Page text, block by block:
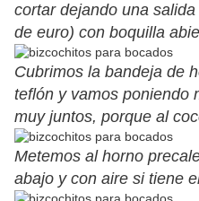
cortar dejando una
de euro) con boquilla
Cubrimos la bandeja de
teflón y vamos poniendo
muy juntos, porque al
Metemos al horno
abajo y con aire si tiene